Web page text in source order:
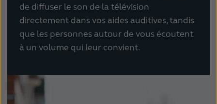
de diffuser le son de la télévision
directement dans vos aides auditives, tandis
que les personnes autour de vous écoutent
à un volume qui leur convient.